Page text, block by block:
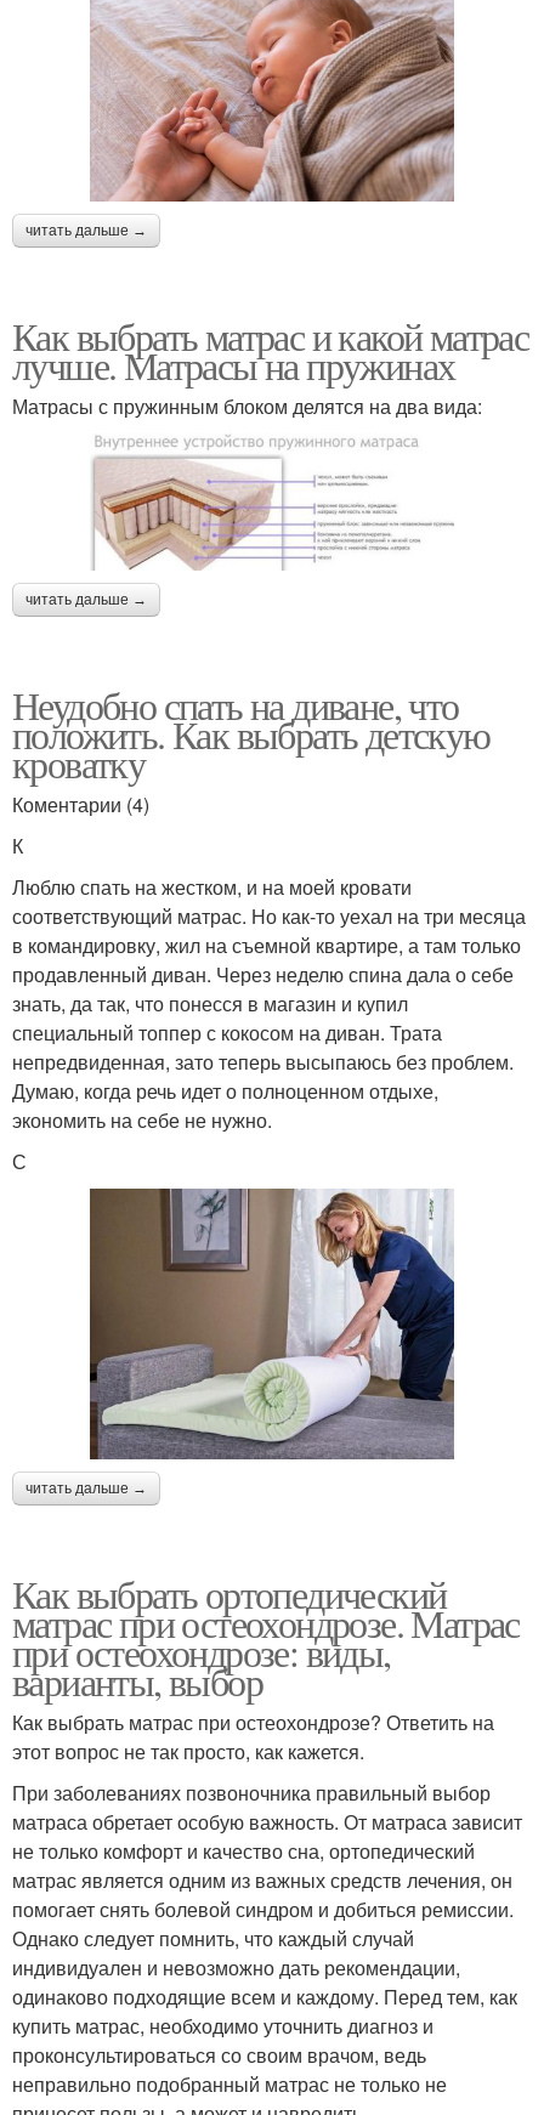
читать дальше →
Как выбрать матрас и какой матрас
лучше. Матрасы на пружинах
Матрасы с пружинным блоком делятся на два вида:
читать дальше →
Неудобно спать на диване, что
положить. Как выбрать детскую
кроватку
Коментарии (4)
К
Люблю спать на жестком, и на моей кровати
соответствующий матрас. Но как-то уехал на три месяца
в командировку, жил на съемной квартире, а там только
продавленный диван. Через неделю спина дала о себе
знать, да так, что понесся в магазин и купил
специальный топпер с кокосом на диван. Трата
непредвиденная, зато теперь высыпаюсь без проблем.
Думаю, когда речь идет о полноценном отдыхе,
экономить на себе не нужно.
С
читать дальше →
Как выбрать ортопедический
матрас при остеохондрозе. Матрас
при остеохондрозе: виды,
варианты, выбор
Как выбрать матрас при остеохондрозе? Ответить на
этот вопрос не так просто, как кажется.
При заболеваниях позвоночника правильный выбор
матраса обретает особую важность. От матраса зависит
не только комфорт и качество сна, ортопедический
матрас является одним из важных средств лечения, он
помогает снять болевой синдром и добиться ремиссии.
Однако следует помнить, что каждый случай
индивидуален и невозможно дать рекомендации,
одинаково подходящие всем и каждому. Перед тем, как
купить матрас, необходимо уточнить диагноз и
проконсультироваться со своим врачом, ведь
неправильно подобранный матрас не только не